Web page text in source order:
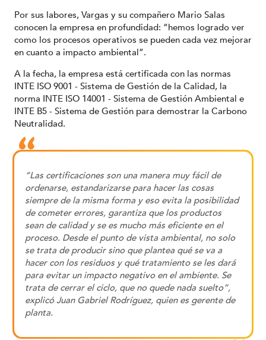
Por sus labores, Vargas y su compañero Mario Salas
conocen la empresa en profundidad: “hemos logrado ver
como los procesos operativos se pueden cada vez mejorar
en cuanto a impacto ambiental”.
A la fecha, la empresa está certificada con las normas
INTE ISO 9001 - Sistema de Gestión de la Calidad, la
norma INTE ISO 14001 - Sistema de Gestión Ambiental e
INTE B5 - Sistema de Gestión para demostrar la Carbono
Neutralidad.
“Las certificaciones son una manera muy fácil de
ordenarse, estandarizarse para hacer las cosas
siempre de la misma forma y eso evita la posibilidad
de cometer errores, garantiza que los productos
sean de calidad y se es mucho más eficiente en el
proceso. Desde el punto de vista ambiental, no solo
se trata de producir sino que plantea qué se va a
hacer con los residuos y qué tratamiento se les dará
para evitar un impacto negativo en el ambiente. Se
trata de cerrar el ciclo, que no quede nada suelto”,
explicó Juan Gabriel Rodríguez, quien es gerente de
planta.